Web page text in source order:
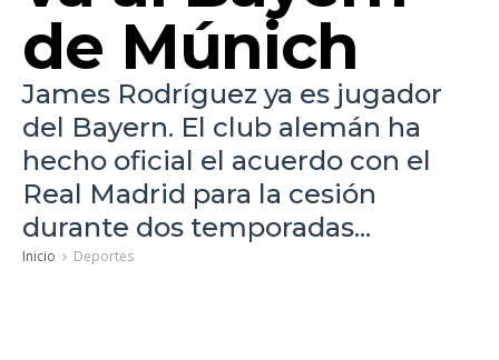
de Múnich
James Rodríguez ya es jugador
del Bayern. El club alemán ha
hecho oficial el acuerdo con el
Real Madrid para la cesión
durante dos temporadas...
Inicio Deportes